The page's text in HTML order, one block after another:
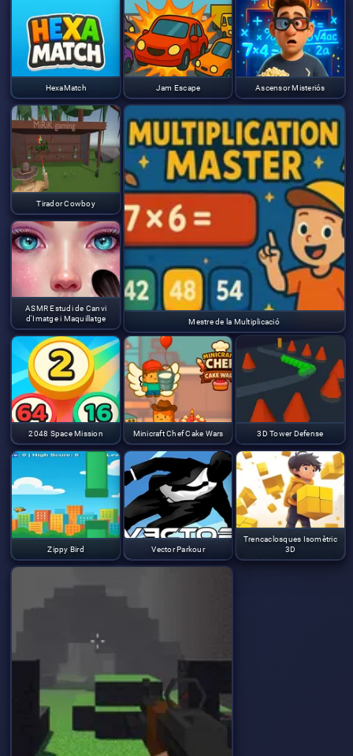
HexaMatch Jam Escape Ascensor Misteriós
Tirador Cowboy
Mestre de la Multiplicació
ASMR Estudi de Canvi
d'Imatge i Maquillatge
2048 Space Mission Minicraft Chef Cake Wars 3D Tower Defense
Zippy Bird Vector Parkour
Trencaclosques Isomètric
3D